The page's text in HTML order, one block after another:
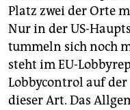
abo
genossenschaft
epaper login
Platz zwei der Orte
Nur in der US-
tummeln sich noch
steht im EU-
Lobbycontrol auf der
dieser Art. Das